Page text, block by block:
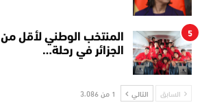
5
الجزائر في رحلة…
السابق التالي 1 من 3٬086